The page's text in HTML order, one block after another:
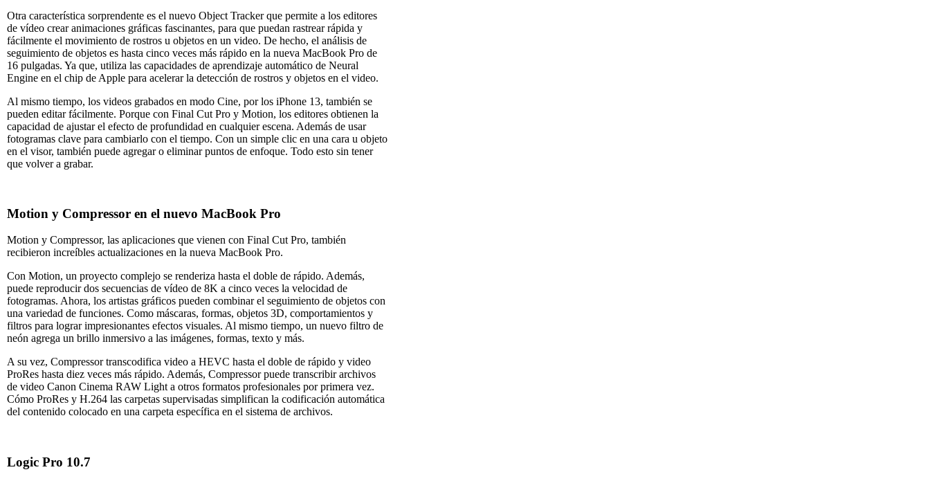
Otra característica sorprendente es el nuevo Object Tracker que permite a los editores
de vídeo crear animaciones gráficas fascinantes, para que puedan rastrear rápida y
fácilmente el movimiento de rostros u objetos en un video. De hecho, el análisis de
seguimiento de objetos es hasta cinco veces más rápido en la nueva MacBook Pro de
16 pulgadas. Ya que, utiliza las capacidades de aprendizaje automático de Neural
Engine en el chip de Apple para acelerar la detección de rostros y objetos en el video.
Al mismo tiempo, los videos grabados en modo Cine, por los iPhone 13, también se
pueden editar fácilmente. Porque con Final Cut Pro y Motion, los editores obtienen la
capacidad de ajustar el efecto de profundidad en cualquier escena. Además de usar
fotogramas clave para cambiarlo con el tiempo. Con un simple clic en una cara u objeto
en el visor, también puede agregar o eliminar puntos de enfoque. Todo esto sin tener
que volver a grabar.
Motion y Compressor en el nuevo MacBook Pro
Motion y Compressor, las aplicaciones que vienen con Final Cut Pro, también
recibieron increíbles actualizaciones en la nueva MacBook Pro.
Con Motion, un proyecto complejo se renderiza hasta el doble de rápido. Además,
puede reproducir dos secuencias de vídeo de 8K a cinco veces la velocidad de
fotogramas. Ahora, los artistas gráficos pueden combinar el seguimiento de objetos con
una variedad de funciones. Como máscaras, formas, objetos 3D, comportamientos y
filtros para lograr impresionantes efectos visuales. Al mismo tiempo, un nuevo filtro de
neón agrega un brillo inmersivo a las imágenes, formas, texto y más.
A su vez, Compressor transcodifica video a HEVC hasta el doble de rápido y video
ProRes hasta diez veces más rápido. Además, Compressor puede transcribir archivos
de video Canon Cinema RAW Light a otros formatos profesionales por primera vez.
Cómo ProRes y H.264 las carpetas supervisadas simplifican la codificación automática
del contenido colocado en una carpeta específica en el sistema de archivos.
Logic Pro 10.7